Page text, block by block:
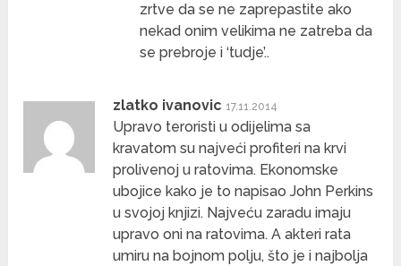
zrtve da se ne zaprepastite ako
nekad onim velikima ne zatreba da
se prebroje i ‘tudje’..
zlatko ivanovic 17.11.2014
Upravo teroristi u odijelima sa
kravatom su najveći profiteri na krvi
prolivenoj u ratovima. Ekonomske
ubojice kako je to napisao John Perkins
u svojoj knjizi. Najveću zaradu imaju
upravo oni na ratovima. A akteri rata
umiru na bojnom polju, što je i najbolja